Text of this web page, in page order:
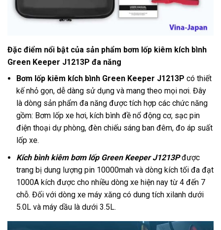
Đặc điểm nổi bật của sản phẩm bơm lốp kiêm kích bình
Green Keeper J1213P đa năng
Bơm lốp kiêm kích bình Green Keeper J1213P có thiết
kế nhỏ gọn, dễ dàng sử dụng và mang theo mọi nơi. Đây
là dòng sản phẩm đa năng được tích hợp các chức năng
gồm: Bơm lốp xe hơi, kích bình đề nổ động cơ, sạc pin
điện thoại dự phòng, đèn chiếu sáng ban đêm, đo áp suất
lốp xe.
Kích bình kiêm bơm lốp Green Keeper J1213Pđược
trang bị dung lượng pin 10000mah và dòng kích tối đa đạt
1000A kích được cho nhiều dòng xe hiện nay từ 4 đến 7
chỗ. Đối với dòng xe máy xăng có dung tích xilanh dưới
5.0L và máy dầu là dưới 3.5L.